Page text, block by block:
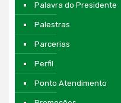
Palavra do Presidente
Palestras
Parcerias
Perfil
Ponto Atendimento